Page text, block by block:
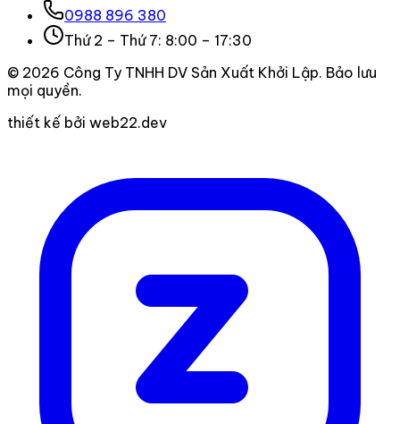
0988 896 380
Thứ 2 – Thứ 7: 8:00 – 17:30
© 2026 Công Ty TNHH DV Sản Xuất Khởi Lập. Bảo lưu
mọi quyền.
thiết kế bởi web22.dev